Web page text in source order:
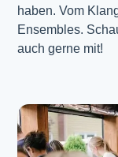
haben. Vom
Ensembles.
auch gerne mit!